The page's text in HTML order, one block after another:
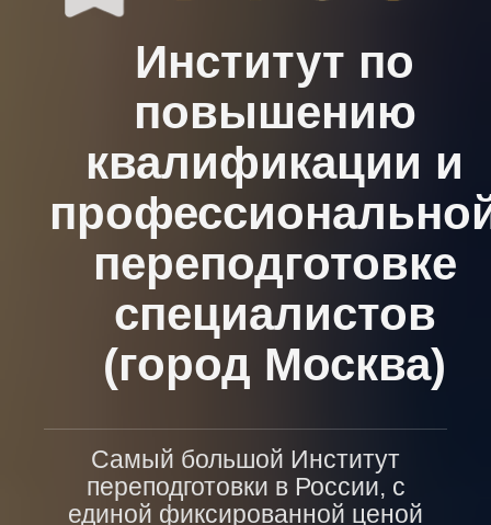
Институт по
повышению
квалификации и
переподготовке
специалистов
(город Москва)
Самый большой Институт
переподготовки в России, с
единой фиксированной ценой